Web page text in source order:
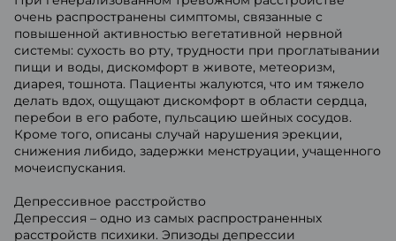
очень распространены симптомы, связанные с
повышенной активностью вегетативной нервной
системы: сухость во рту, трудности при проглатывании
пищи и воды, дискомфорт в животе, метеоризм,
диарея, тошнота. Пациенты жалуются, что им тяжело
делать вдох, ощущают дискомфорт в области сердца,
перебои в его работе, пульсацию шейных сосудов.
Кроме того, описаны случай нарушения эрекции,
снижения либидо, задержки менструации, учащенного
мочеиспускания.
Депрессивное расстройство
Депрессия – одно из самых распространенных
расстройств психики. Эпизоды депрессии